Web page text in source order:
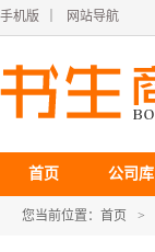
手机版 网站导航
首页 公司库
您当前位置： 首页 >